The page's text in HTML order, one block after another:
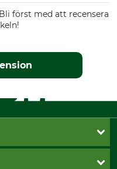
först med att recensera